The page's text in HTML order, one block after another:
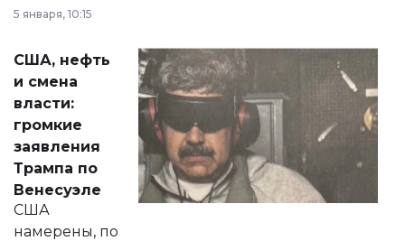
сразу несколько
актуальных тем —
от слухов о
политических
реформах до
вопросов армии,
экономики и
личного здоровья.
5 января, 10:15
США, нефть
и смена
власти:
громкие
заявления
Трампа по
Венесуэле
США
намерены, по